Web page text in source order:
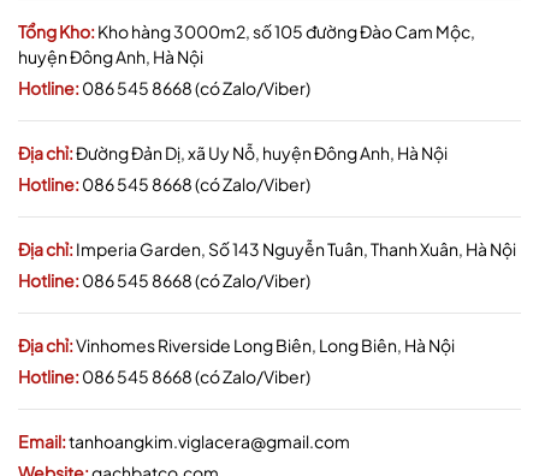
Tổng Kho:Kho hàng 3000m2, số 105 đường Đào Cam Mộc,
huyện Đông Anh, Hà Nội
Hotline:086 545 8668 (có Zalo/Viber)
Địa chỉ:Đường Đản Dị, xã Uy Nỗ, huyện Đông Anh, Hà Nội
Hotline:086 545 8668 (có Zalo/Viber)
Địa chỉ:Imperia Garden, Số 143 Nguyễn Tuân, Thanh Xuân, Hà Nội
Hotline:086 545 8668 (có Zalo/Viber)
Địa chỉ:Vinhomes Riverside Long Biên, Long Biên, Hà Nội
Hotline:086 545 8668 (có Zalo/Viber)
Email:tanhoangkim.viglacera@gmail.com